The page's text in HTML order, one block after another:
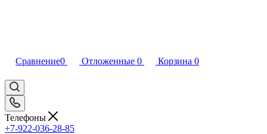
Сравнение0 Отложенные 0 Корзина 0
Телефоны
+7-922-036-28-85